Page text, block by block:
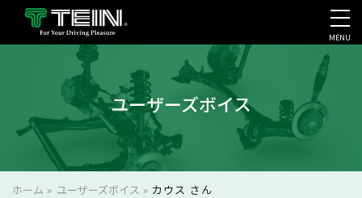
会社案内・採用・IR
MENU
ユーザーズボイス
ホーム » ユーザーズボイス » カウス さん